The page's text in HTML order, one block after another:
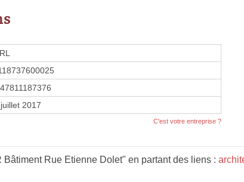
2017
C'est votre entreprise ?
Bâtiment Rue Etienne Dolet" en partant des liens :